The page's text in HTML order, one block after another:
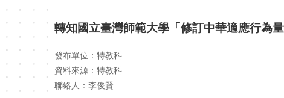
轉知國立臺灣師範大學「修訂中華適應行為
發布單位：特教科
資料來源：特教科
聯絡人：李俊賢